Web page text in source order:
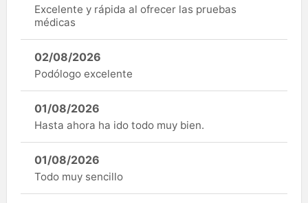
Excelente y rápida al ofrecer las pruebas
médicas
02/08/2026
Podólogo excelente
01/08/2026
Hasta ahora ha ido todo muy bien.
01/08/2026
Todo muy sencillo